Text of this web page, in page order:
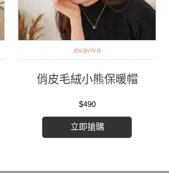
evaviva
俏皮毛絨小熊保暖帽
$490
立即搶購